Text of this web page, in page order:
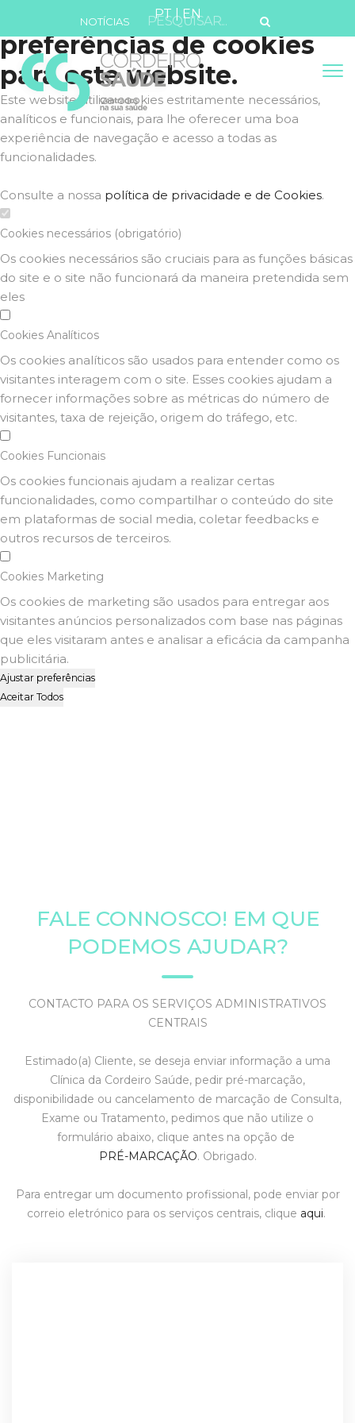
Defina as suas
preferências de cookies
para este website.
Este website utiliza cookies estritamente necessários,
analíticos e funcionais, para lhe oferecer uma boa
experiência de navegação e acesso a todas as
funcionalidades.
Consulte a nossa política de privacidade e de Cookies.
Cookies necessários (obrigatório)
Os cookies necessários são cruciais para as funções básicas
do site e o site não funcionará da maneira pretendida sem
eles
Cookies Analíticos
Os cookies analíticos são usados para entender como os
visitantes interagem com o site. Esses cookies ajudam a
fornecer informações sobre as métricas do número de
visitantes, taxa de rejeição, origem do tráfego, etc.
Cookies Funcionais
Os cookies funcionais ajudam a realizar certas
funcionalidades, como compartilhar o conteúdo do site
em plataformas de social media, coletar feedbacks e
outros recursos de terceiros.
Cookies Marketing
Os cookies de marketing são usados para entregar aos
visitantes anúncios personalizados com base nas páginas
que eles visitaram antes e analisar a eficácia da campanha
publicitária.
Ajustar preferências
Aceitar Todos
PT| EN
NOTÍCIAS
FALE CONNOSCO! EM QUE
PODEMOS AJUDAR?
CONTACTO PARA OS SERVIÇOS ADMINISTRATIVOS
CENTRAIS
Estimado(a) Cliente, se deseja enviar informação a uma
Clínica da Cordeiro Saúde, pedir pré-marcação,
disponibilidade ou cancelamento de marcação de Consulta,
Exame ou Tratamento, pedimos que não utilize o
formulário abaixo, clique antes na opção de
PRÉ-MARCAÇÃO. Obrigado.
Para entregar um documento profissional, pode enviar por
correio eletrónico para os serviços centrais, clique aqui.